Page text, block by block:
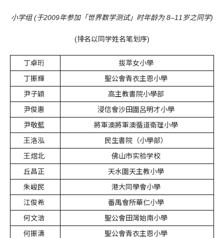
小学组 (于2009年参加「世界数学测试」时年龄为 8–11岁之同学)
(排名以同学姓名笔划序)
丁卓珩
拔萃女小學
丁振輝
聖公會青衣主恩小學
尹子穎
高主教書院小學部
尹俊惠
浸信會沙田圍呂明才小學
尹敬藍
將軍澳將軍澳循道衞理小學
王洛泓
民生書院（小學部）
王煜北
佛山市实验学校
丘昌正
天水圍天主教小學
朱峻民
港大同學會小學
江俊希
番禺會所華仁小學
何文浩
聖公會田灣始南小學
何振濤
聖公會青衣主恩小學